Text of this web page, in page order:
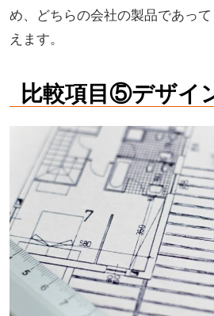
め、どちらの会社の製品であっ
えます。
比較項目⑤デザイ